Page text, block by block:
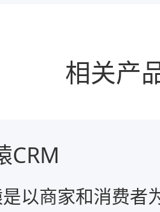
相关产
CRM
是以商家和消费者